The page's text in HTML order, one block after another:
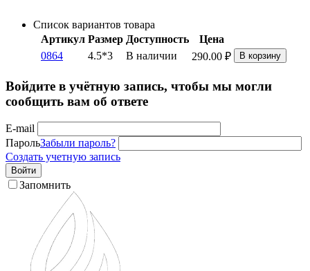
Список вариантов товара
Артикул Размер Доступность
Цена
0864
4.5*3 В наличии 290.00 ₽ В корзину
Войдите в учётную запись, чтобы мы могли
сообщить вам об ответе
E-mail
ПарольЗабыли пароль?
Создать учетную запись
Войти
Запомнить